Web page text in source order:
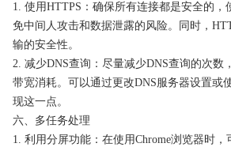
1. 使用HTTPS：确保所有连接都是安全的，
免中间人攻击和数据泄露的风险。同时，
输的安全性。
2. 减少DNS查询：尽量减少DNS查询的次数
带宽消耗。可以通过更改DNS服务器设置或
现这一点。
六、多任务处理
1. 利用分屏功能：在使用Chrome浏览器时